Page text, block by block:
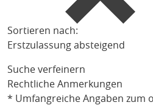
Sortieren nach:
Erstzulassung absteigend
Suche verfeinern
Rechtliche Anmerkungen
* Umfangreiche Angaben zum